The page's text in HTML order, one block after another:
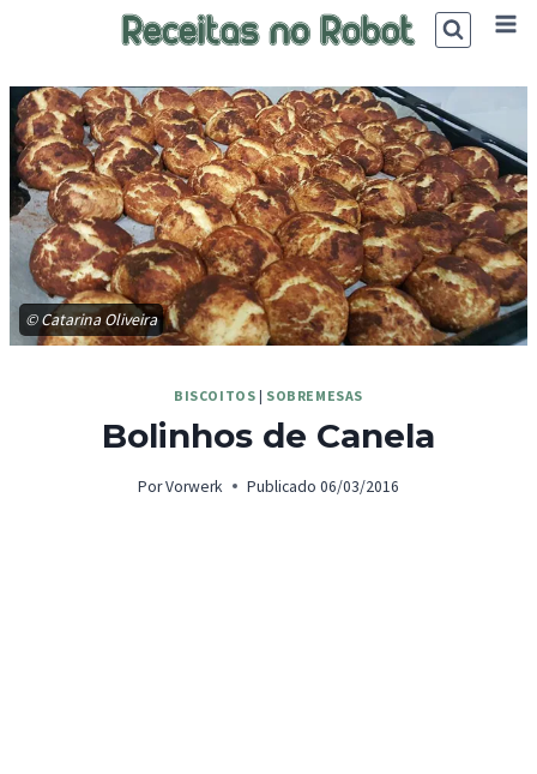
© ‎Catarina Oliveira‎
BISCOITOS | SOBREMESAS
Bolinhos de Canela
PorVorwerk Publicado 06/03/2016